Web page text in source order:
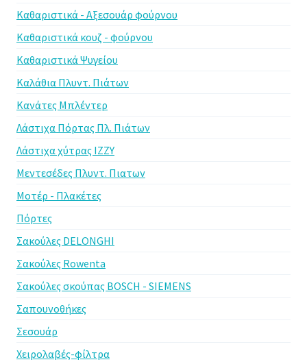
Καθαριστικά - Αξεσουάρ φούρνου
Καθαριστικά κουζ - φούρνου
Καθαριστικά Ψυγείου
Καλάθια Πλυντ. Πιάτων
Κανάτες Μπλέντερ
Λάστιχα Πόρτας Πλ. Πιάτων
Λάστιχα χύτρας IZZY
Μεντεσέδες Πλυντ. Πιατων
Μοτέρ - Πλακέτες
Πόρτες
Σακούλες DELONGHI
Σακούλες Rowenta
Σακούλες σκούπας BOSCH - SIEMENS
Σαπουνοθήκες
Σεσουάρ
Χειρολαβές-φίλτρα